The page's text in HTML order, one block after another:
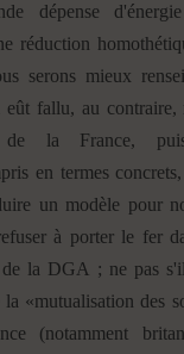
dépense
réduction
serons mieux
eût fallu, au
de la France,
en termes
un modèle pour
à porter le fer
la DGA ; ne pas
«mutualisation des
(notamment